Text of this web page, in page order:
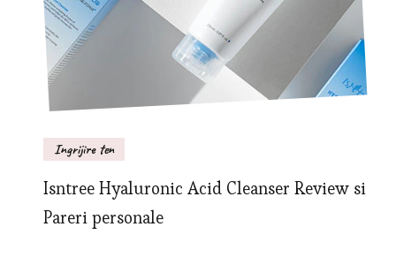
Ingrijire ten
Isntree Hyaluronic Acid Cleanser Review si
Pareri personale